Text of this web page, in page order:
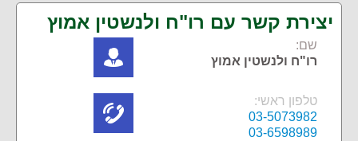
יצירת קשר עם רו"ח ולנשטין אמוץ
שם:
רו"ח ולנשטין אמוץ
טלפון ראשי:
03-5073982
03-6598989